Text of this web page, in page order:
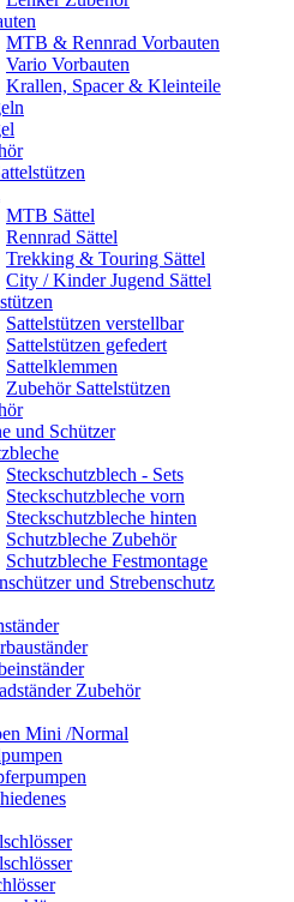
MTB & Rennrad Vorbauten
Vario Vorbauten
Krallen, Spacer & Kleinteile
MTB Sättel
Rennrad Sättel
Trekking & Touring Sättel
City / Kinder Jugend Sättel
Sattelstützen verstellbar
Sattelstützen gefedert
Sattelklemmen
Zubehör Sattelstützen
und Schützer
Steckschutzblech - Sets
Steckschutzbleche vorn
Steckschutzbleche hinten
Schutzbleche Zubehör
Schutzbleche Festmontage
und Strebenschutz
Zubehör
Mini /Normal